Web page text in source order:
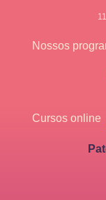
Nossos
Cursos online